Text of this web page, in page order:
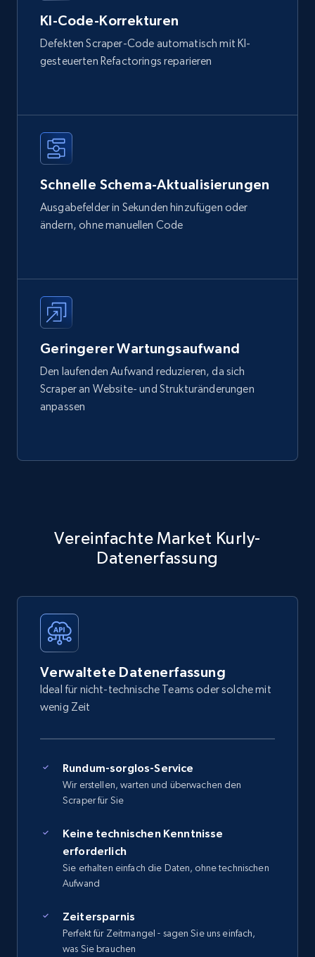
KI-Code-Korrekturen
Defekten Scraper-Code automatisch mit KI-
gesteuerten Refactorings reparieren
Schnelle Schema-Aktualisierungen
Ausgabefelder in Sekunden hinzufügen oder
ändern, ohne manuellen Code
Geringerer Wartungsaufwand
Den laufenden Aufwand reduzieren, da sich
Scraper an Website- und Strukturänderungen
anpassen
Vereinfachte Market Kurly-
Datenerfassung
Verwaltete Datenerfassung
Ideal für nicht-technische Teams oder solche mit
wenig Zeit
Rundum-sorglos-Service
Wir erstellen, warten und überwachen den
Scraper für Sie
Keine technischen Kenntnisse
erforderlich
Sie erhalten einfach die Daten, ohne technischen
Aufwand
Zeitersparnis
Perfekt für Zeitmangel - sagen Sie uns einfach,
was Sie brauchen